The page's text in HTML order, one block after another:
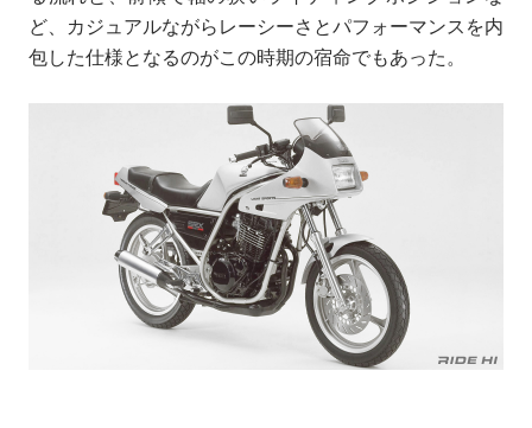
ど、カジュアルながらレーシーさとパフォーマンスを内
包した仕様となるのがこの時期の宿命でもあった。